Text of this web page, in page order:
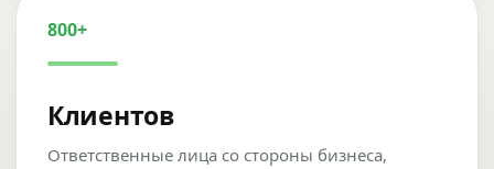
800+
Клиентов
Ответственные лица со стороны бизнеса,